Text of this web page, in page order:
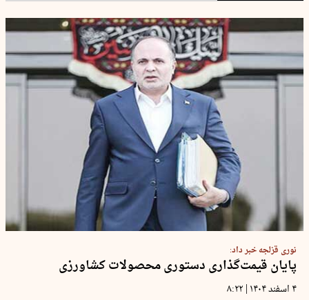
نوری قزلجه خبر داد:
پایان قیمت‌گذاری دستوری محصولات کشاورزی
۴ اسفند ۱۴۰۴ | ۸:۲۲